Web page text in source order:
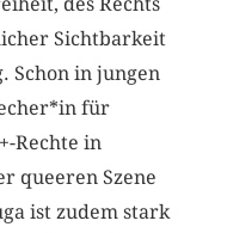
Sichtbarkeit
Schon in jungen
für
Rechte in
queeren Szene
ist zudem stark